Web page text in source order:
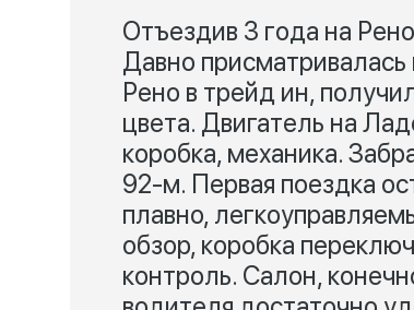
Отъездив 3 года на
Давно
Рено в трейд ин,
цвета. Двигатель на
коробка, механика.
92-м. Первая поездка
плавно,
обзор, коробка
контроль. Салон,